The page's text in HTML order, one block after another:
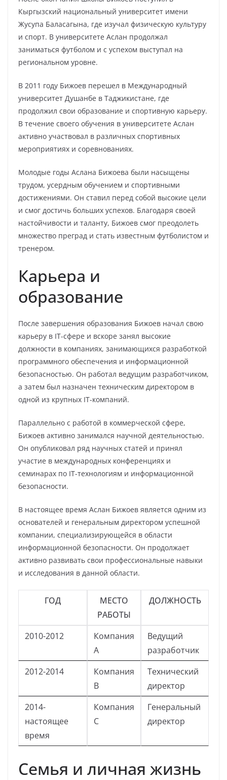
Кыргызский национальный университет имени
Жусупа Баласагына, где изучал физическую культуру
и спорт. В университете Аслан продолжал
заниматься футболом и с успехом выступал на
региональном уровне.
В 2011 году Бижоев перешел в Международный
университет Душанбе в Таджикистане, где
продолжил свои образование и спортивную карьеру.
В течение своего обучения в университете Аслан
активно участвовал в различных спортивных
мероприятиях и соревнованиях.
Молодые годы Аслана Бижоева были насыщены
трудом, усердным обучением и спортивными
достижениями. Он ставил перед собой высокие цели
и смог достичь больших успехов. Благодаря своей
настойчивости и таланту, Бижоев смог преодолеть
множество преград и стать известным футболистом и
тренером.
Карьера и
образование
После завершения образования Бижоев начал свою
карьеру в IT-сфере и вскоре занял высокие
должности в компаниях, занимающихся разработкой
программного обеспечения и информационной
безопасностью. Он работал ведущим разработчиком,
а затем был назначен техническим директором в
одной из крупных IT-компаний.
Параллельно с работой в коммерческой сфере,
Бижоев активно занимался научной деятельностью.
Он опубликовал ряд научных статей и принял
участие в международных конференциях и
семинарах по IT-технологиям и информационной
безопасности.
В настоящее время Аслан Бижоев является одним из
основателей и генеральным директором успешной
компании, специализирующейся в области
информационной безопасности. Он продолжает
активно развивать свои профессиональные навыки
и исследования в данной области.
ГОД
МЕСТО
РАБОТЫ
ДОЛЖНОСТЬ
2010-2012
Компания
A
Ведущий
разработчик
2012-2014
Компания
B
Технический
директор
2014-
настоящее
время
Компания
C
Генеральный
директор
Семья и личная жизнь